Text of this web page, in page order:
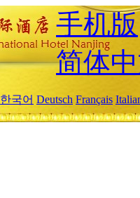
手机版
简体
한국어 Deutsch Français